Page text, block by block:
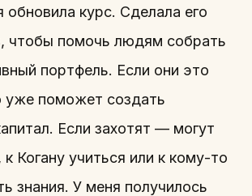
обновила курс. Сделала его
чтобы помочь людям собрать
портфель. Если они это
уже поможет создать
Если захотят — могут
Когану учиться или к кому-то
знания. У меня получилось